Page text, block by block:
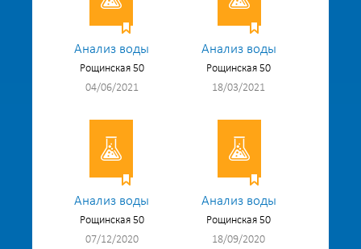
Анализ воды
Рощинская 50
04/06/2021
Анализ воды
Рощинская 50
18/03/2021
Анализ воды
Рощинская 50
07/12/2020
Анализ воды
Рощинская 50
18/09/2020